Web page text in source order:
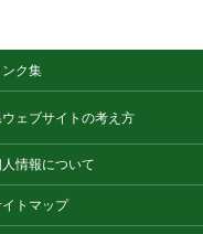
ンク集
ウェブサイトの考え方
情報について
トマップ